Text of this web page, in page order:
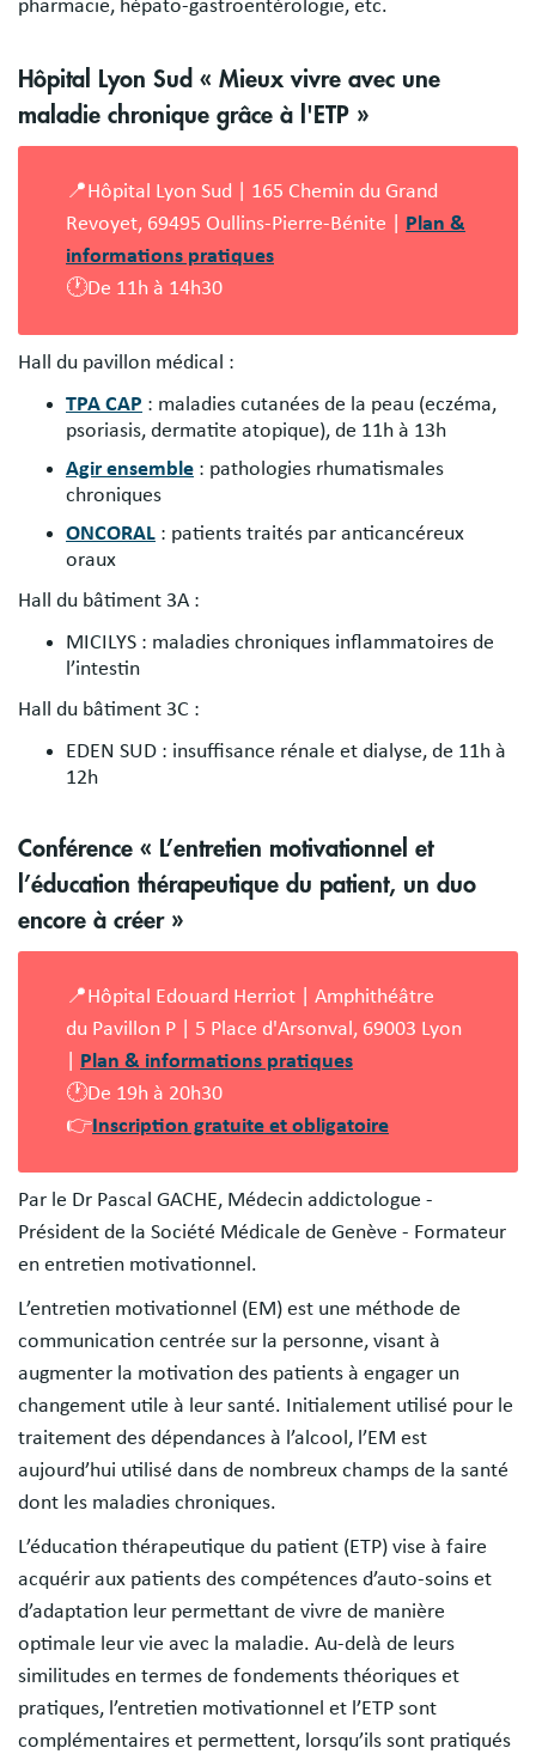
pharmacie, hépato-gastroentérologie, etc.
Hôpital Lyon Sud « Mieux vivre avec une
maladie chronique grâce à l'ETP »
📍Hôpital Lyon Sud | 165 Chemin du Grand
Revoyet, 69495 Oullins-Pierre-Bénite | Plan &
informations pratiques
🕐De 11h à 14h30
Hall du pavillon médical :
TPA CAP : maladies cutanées de la peau (eczéma,
psoriasis, dermatite atopique), de 11h à 13h
Agir ensemble : pathologies rhumatismales
chroniques
ONCORAL : patients traités par anticancéreux
oraux
Hall du bâtiment 3A :
MICILYS : maladies chroniques inflammatoires de
l’intestin
Hall du bâtiment 3C :
EDEN SUD : insuffisance rénale et dialyse, de 11h à
12h
Conférence « L’entretien motivationnel et
l’éducation thérapeutique du patient, un duo
encore à créer »
📍Hôpital Edouard Herriot | Amphithéâtre
du Pavillon P | 5 Place d'Arsonval, 69003 Lyon
Plan & informations pratiques
🕐De 19h à 20h30
👉Inscription gratuite et obligatoire
Par le Dr Pascal GACHE, Médecin addictologue -
Président de la Société Médicale de Genève - Formateur
en entretien motivationnel.
L’entretien motivationnel (EM) est une méthode de
communication centrée sur la personne, visant à
augmenter la motivation des patients à engager un
changement utile à leur santé. Initialement utilisé pour le
traitement des dépendances à l’alcool, l’EM est
aujourd’hui utilisé dans de nombreux champs de la santé
dont les maladies chroniques.
L’éducation thérapeutique du patient (ETP) vise à faire
acquérir aux patients des compétences d’auto-soins et
d’adaptation leur permettant de vivre de manière
optimale leur vie avec la maladie. Au-delà de leurs
similitudes en termes de fondements théoriques et
pratiques, l’entretien motivationnel et l’ETP sont
complémentaires et permettent, lorsqu’ils sont pratiqués